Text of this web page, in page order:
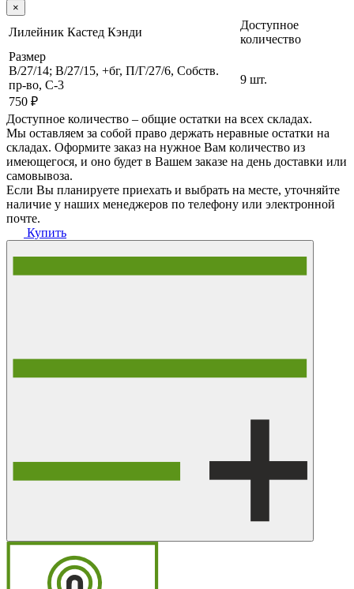
×
Лилейник Кастед Кэнди
Доступное
количество
Размер
B/27/14; B/27/15, +бг, П/Г/27/6, Собств.
пр-во, C-3
750 ₽
9 шт.
Доступное количество – общие остатки на всех складах.
Мы оставляем за собой право держать неравные остатки на
складах. Оформите заказ на нужное Вам количество из
имеющегося, и оно будет в Вашем заказе на день доставки или
самовывоза.
Если Вы планируете приехать и выбрать на месте, уточняйте
наличие у наших менеджеров по телефону или электронной
почте.
Купить